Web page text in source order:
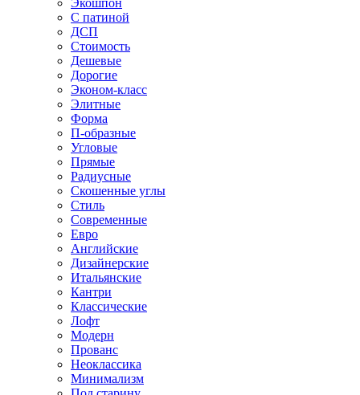
Экошпон
С патиной
ДСП
Стоимость
Дешевые
Дорогие
Эконом-класс
Элитные
Форма
П-образные
Угловые
Прямые
Радиусные
Скошенные углы
Стиль
Современные
Евро
Английские
Дизайнерские
Итальянские
Кантри
Классические
Лофт
Модерн
Прованс
Неоклассика
Минимализм